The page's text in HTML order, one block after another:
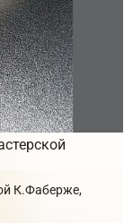
К.Фаберже,